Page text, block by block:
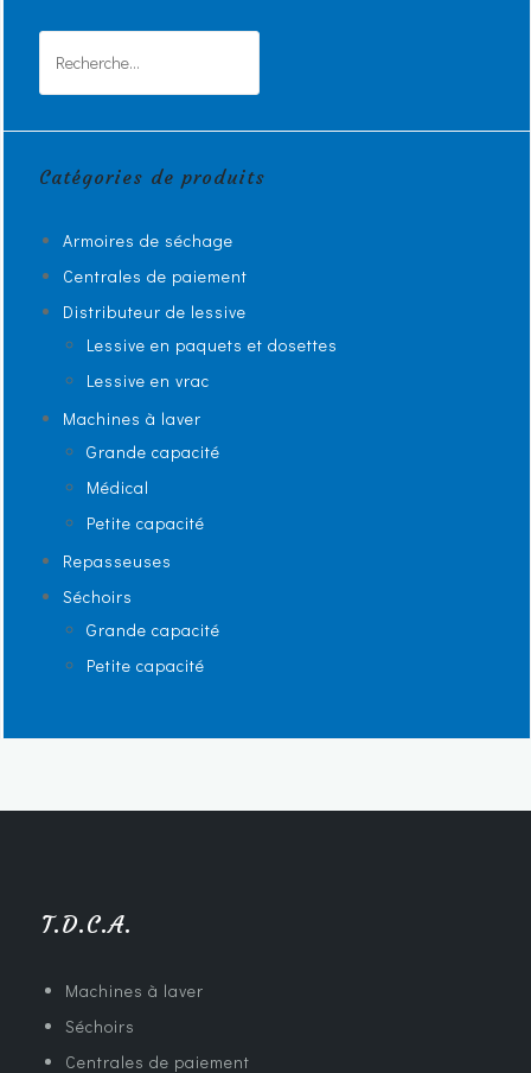
Catégories de produits
Armoires de séchage
Centrales de paiement
Distributeur de lessive
Lessive en paquets et dosettes
Lessive en vrac
Machines à laver
Grande capacité
Médical
Petite capacité
Repasseuses
Séchoirs
Grande capacité
Petite capacité
T.D.C.A.
Machines à laver
Séchoirs
Centrales de paiement